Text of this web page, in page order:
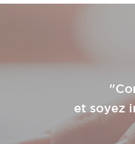
et soyez